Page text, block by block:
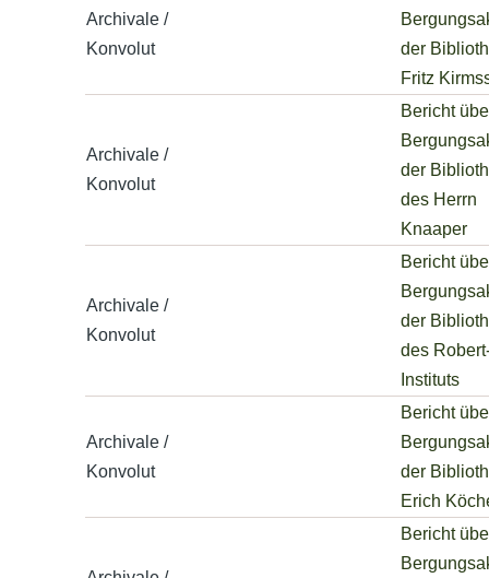
Archivale /
Konvolut
der
Fritz
Archivale /
Konvolut
Bericht
der
des Herrn
Knaaper
Archivale /
Konvolut
Bericht
der
des
Instituts
Archivale /
Konvolut
Bericht
der
Erich
Bericht